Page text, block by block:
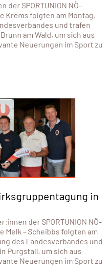
der SPORTUNION NÖ-
Krems folgten am Montag,
und trafen
am Wald, um sich aus
Neuerungen im Sport zu
in
der SPORTUNION NÖ-
Melk – Scheibbs folgten am
des Landesverbandes und
Purgstall, um sich aus
Neuerungen im Sport zu